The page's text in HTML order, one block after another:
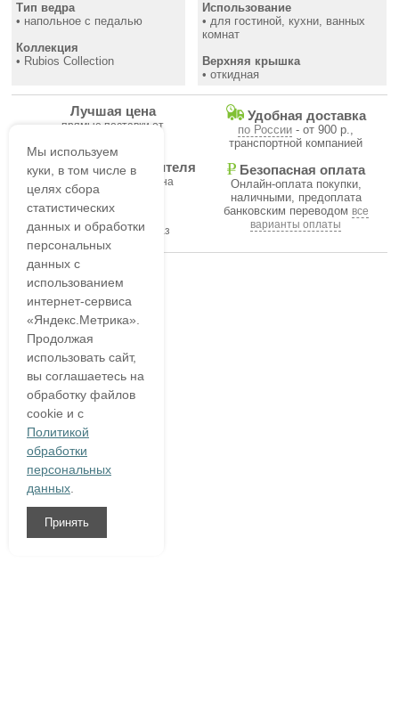
Тип ведра
• напольное с педалью
Коллекция
• Rubios Collection
Использование
• для гостиной, кухни, ванных
комнат
Верхняя крышка
• откидная
Лучшая цена
прямые поставки от
Удобная доставка
по России - от 900 р.,
транспортной компанией
Безопасная оплата
Онлайн-оплата покупки,
наличными, предоплата
банковским переводом все
варианты оплаты
Гарантия производителя
на все товары магазина
В течение часа
подтвердим ваш заказ
Мы используем
куки, в том числе в
целях сбора
статистических
данных и обработки
персональных
данных с
использованием
интернет-сервиса
«Яндекс.Метрика».
Продолжая
использовать сайт,
вы соглашаетесь на
обработку файлов
cookie и с
Политикой
обработки
персональных
данных
Принять